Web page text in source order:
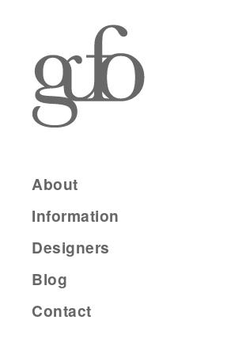
About
Information
Designers
Blog
Contact